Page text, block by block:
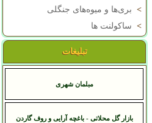
> بری‌ها و میوه‌های جنگلی
> ساکولنت ها
تبلیغات
مبلمان شهری
بازار گل محلاتی - باغچه آرایی و روف گاردن